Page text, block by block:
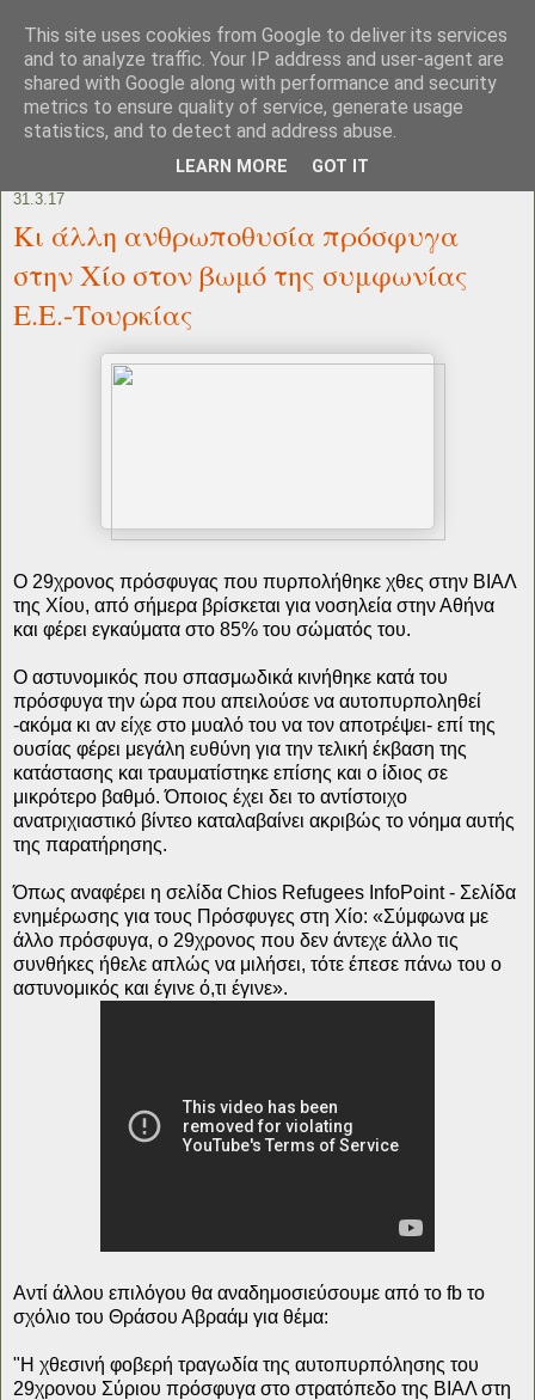
31.3.17
Κι άλλη ανθρωποθυσία πρόσφυγα
στην Χίο στον βωμό της συμφωνίας
Ε.Ε.-Τουρκίας
Ο 29χρονος πρόσφυγας που πυρπολήθηκε χθες στην ΒΙΑΛ
της Χίου, από σήμερα βρίσκεται για νοσηλεία στην Αθήνα
και φέρει εγκαύματα στο 85% του σώματός του.
Ο αστυνομικός που σπασμωδικά κινήθηκε κατά του
πρόσφυγα την ώρα που απειλούσε να αυτοπυρποληθεί
-ακόμα κι αν είχε στο μυαλό του να τον αποτρέψει- επί της
ουσίας φέρει μεγάλη ευθύνη για την τελική έκβαση της
κατάστασης και τραυματίστηκε επίσης και ο ίδιος σε
μικρότερο βαθμό. Όποιος έχει δει το αντίστοιχο
ανατριχιαστικό βίντεο καταλαβαίνει ακριβώς το νόημα αυτής
της παρατήρησης.
Όπως αναφέρει η σελίδα Chios Refugees InfoPoint - Σελίδα
ενημέρωσης για τους Πρόσφυγες στη Χίο: «Σύμφωνα με
άλλο πρόσφυγα, ο 29χρονος που δεν άντεχε άλλο τις
συνθήκες ήθελε απλώς να μιλήσει, τότε έπεσε πάνω του ο
αστυνομικός και έγινε ό,τι έγινε».
Αντί άλλου επιλόγου θα αναδημοσιεύσουμε από το fb το
σχόλιο του Θράσου Αβραάμ για θέμα:
"Η χθεσινή φοβερή τραγωδία της αυτοπυρπόλησης του
29χρονου Σύριου πρόσφυγα στο στρατόπεδο της ΒΙΑΛ στη
This site uses cookies from Google to deliver its services
and to analyze traffic. Your IP address and user-agent are
shared with Google along with performance and security
metrics to ensure quality of service, generate usage
statistics, and to detect and address abuse.
LEARN MORE GOT IT